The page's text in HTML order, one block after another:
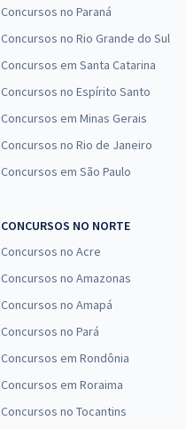
Concursos no Paraná
Concursos no Rio Grande do Sul
Concursos em Santa Catarina
Concursos no Espírito Santo
Concursos em Minas Gerais
Concursos no Rio de Janeiro
Concursos em São Paulo
CONCURSOS NO NORTE
Concursos no Acre
Concursos no Amazonas
Concursos no Amapá
Concursos no Pará
Concursos em Rondônia
Concursos em Roraima
Concursos no Tocantins